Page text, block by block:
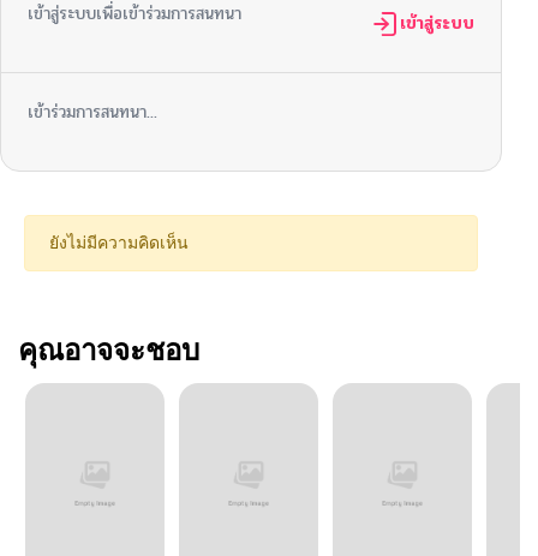
เข้าสู่ระบบเพื่อเข้าร่วมการสนทนา เข้าสู่ระบบ
เข้าร่วมการสนทนา...
ยังไม่มีความคิดเห็น
คุณอาจจะชอบ